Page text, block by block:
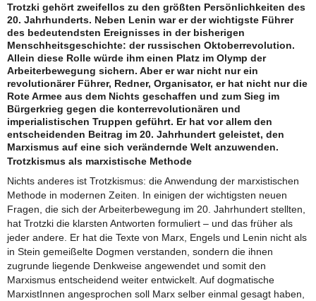
Trotzki gehört zweifellos zu den größten Persönlichkeiten des
20. Jahrhunderts. Neben Lenin war er der wichtigste Führer
des bedeutendsten Ereignisses in der bisherigen
Menschheitsgeschichte: der russischen Oktoberrevolution.
Allein diese Rolle würde ihm einen Platz im Olymp der
Arbeiterbewegung sichern. Aber er war nicht nur ein
revolutionärer Führer, Redner, Organisator, er hat nicht nur die
Rote Armee aus dem Nichts geschaffen und zum Sieg im
Bürgerkrieg gegen die konterrevolutionären und
imperialistischen Truppen geführt. Er hat vor allem den
entscheidenden Beitrag im 20. Jahrhundert geleistet, den
Marxismus auf eine sich verändernde Welt anzuwenden.
Trotzkismus als marxistische Methode
Nichts anderes ist Trotzkismus: die Anwendung der marxistischen
Methode in modernen Zeiten. In einigen der wichtigsten neuen
Fragen, die sich der Arbeiterbewegung im 20. Jahrhundert stellten,
hat Trotzki die klarsten Antworten formuliert – und das früher als
jeder andere. Er hat die Texte von Marx, Engels und Lenin nicht als
in Stein gemeißelte Dogmen verstanden, sondern die ihnen
zugrunde liegende Denkweise angewendet und somit den
Marxismus entscheidend weiter entwickelt. Auf dogmatische
MarxistInnen angesprochen soll Marx selber einmal gesagt haben,